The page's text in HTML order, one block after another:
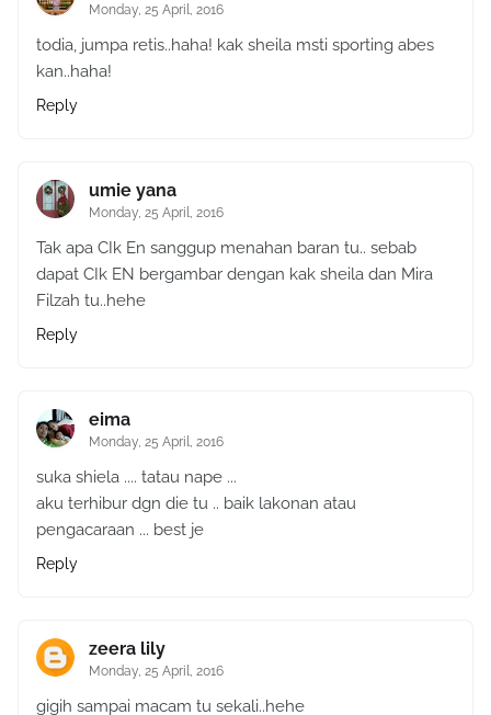
Monday, 25 April, 2016
todia, jumpa retis..haha! kak sheila msti sporting abes
kan..haha!
Reply
umie yana
Monday, 25 April, 2016
Tak apa CIk En sanggup menahan baran tu.. sebab
dapat CIk EN bergambar dengan kak sheila dan Mira
Filzah tu..hehe
Reply
eima
Monday, 25 April, 2016
suka shiela .... tatau nape ...
aku terhibur dgn die tu .. baik lakonan atau
pengacaraan ... best je
Reply
zeera lily
Monday, 25 April, 2016
gigih sampai macam tu sekali..hehe